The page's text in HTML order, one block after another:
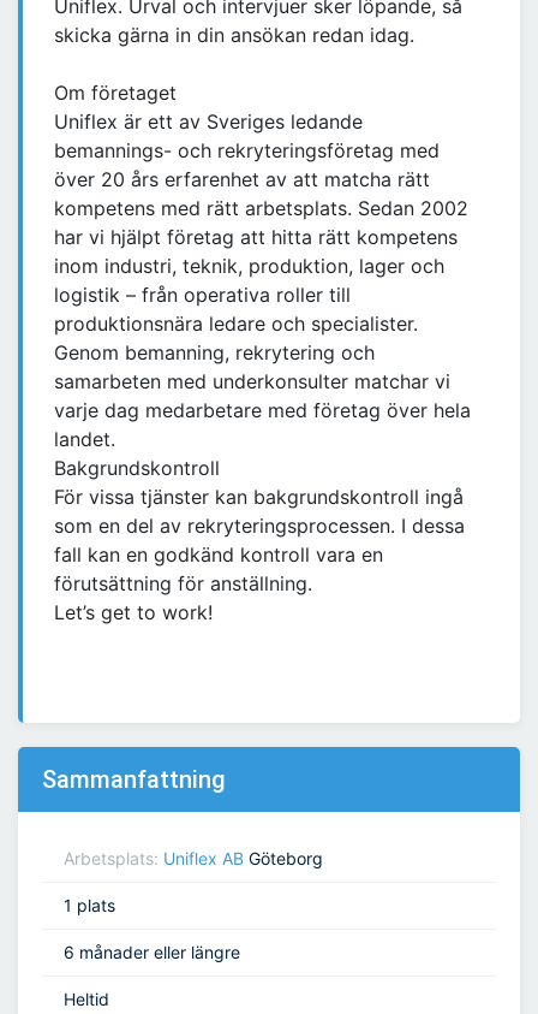
Uniflex. Urval och intervjuer sker löpande, så
skicka gärna in din ansökan redan idag.
Om företaget
Uniflex är ett av Sveriges ledande
bemannings- och rekryteringsföretag med
över 20 års erfarenhet av att matcha rätt
kompetens med rätt arbetsplats. Sedan 2002
har vi hjälpt företag att hitta rätt kompetens
inom industri, teknik, produktion, lager och
logistik – från operativa roller till
produktionsnära ledare och specialister.
Genom bemanning, rekrytering och
samarbeten med underkonsulter matchar vi
varje dag medarbetare med företag över hela
landet.
Bakgrundskontroll
För vissa tjänster kan bakgrundskontroll ingå
som en del av rekryteringsprocessen. I dessa
fall kan en godkänd kontroll vara en
förutsättning för anställning.
Let’s get to work!
Sammanfattning
Arbetsplats: Uniflex AB Göteborg
1 plats
6 månader eller längre
Heltid